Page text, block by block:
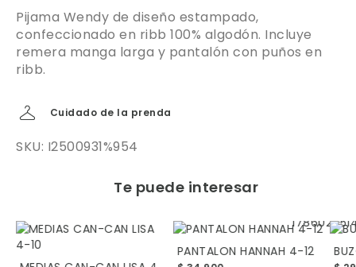
Pijama Wendy de diseño estampado,
confeccionado en ribb 100% algodón. Incluye
remera manga larga y pantalón con puños en
ribb.
Cuidado de la prenda
SKU: I2500931%954
Te puede interesar
PANTALON HANNAH 4-12